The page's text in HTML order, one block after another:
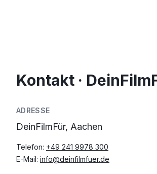
Kontakt ·
ADRESSE
DeinFilmFür, Aachen
Telefon: +49 241 9978 300
E-Mail: info@deinfilmfuer.de